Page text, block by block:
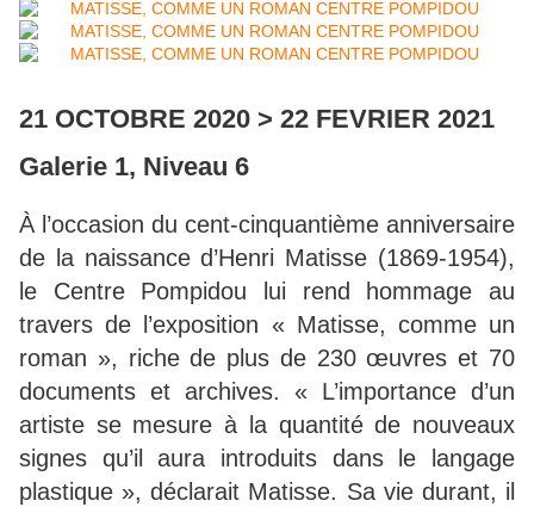
21 OCTOBRE 2020 > 22 FEVRIER 2021
Galerie 1, Niveau 6
À l’occasion du cent-cinquantième anniversaire
de la naissance d’Henri Matisse (1869-1954),
le Centre Pompidou lui rend hommage au
travers de l’exposition « Matisse, comme un
roman », riche de plus de 230 œuvres et 70
documents et archives. « L’importance d’un
artiste se mesure à la quantité de nouveaux
signes qu’il aura introduits dans le langage
plastique », déclarait Matisse. Sa vie durant, il